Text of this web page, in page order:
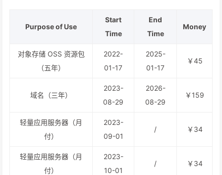
Purpose of Use
Start
Time
End
Time
Money
对象存储 OSS 资源包
（五年）
2022-
01-17
2025-
01-17
￥45
域名（三年）
2023-
08-29
2026-
08-29
￥159
轻量应用服务器（月
付）
2023-
09-01
/ ￥34
轻量应用服务器（月
付）
2023-
10-01
/ ￥34